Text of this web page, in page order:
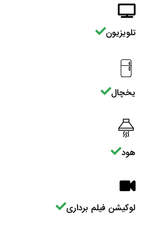
تلویزیون
یخچال
هود
لوکیشن فیلم برداری